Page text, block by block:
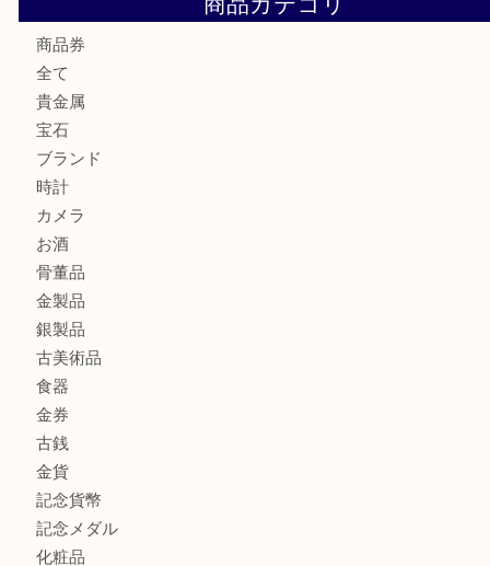
港区弁天町でLVのショルダーバッグを売るなら大吉へ！
商品券
全て
貴金属
宝石
ブランド